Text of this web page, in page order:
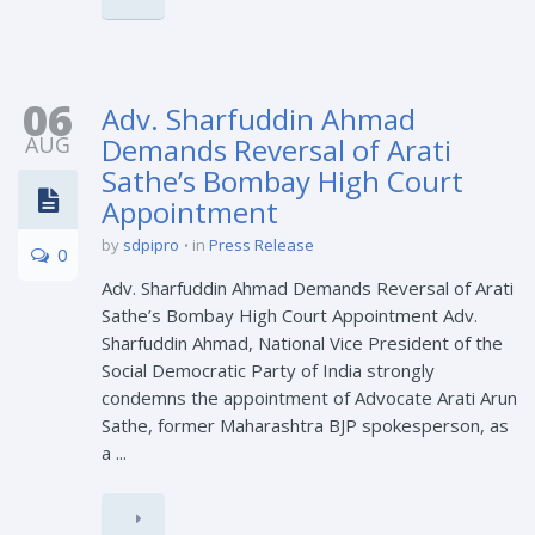
06
AUG
0
Adv. Sharfuddin Ahmad
Demands Reversal of Arati
Sathe’s Bombay High Court
Appointment
by sdpipro in Press Release
Adv. Sharfuddin Ahmad Demands Reversal of Arati
Sathe’s Bombay High Court Appointment Adv.
Sharfuddin Ahmad, National Vice President of the
Social Democratic Party of India strongly
condemns the appointment of Advocate Arati Arun
Sathe, former Maharashtra BJP spokesperson, as
a ...